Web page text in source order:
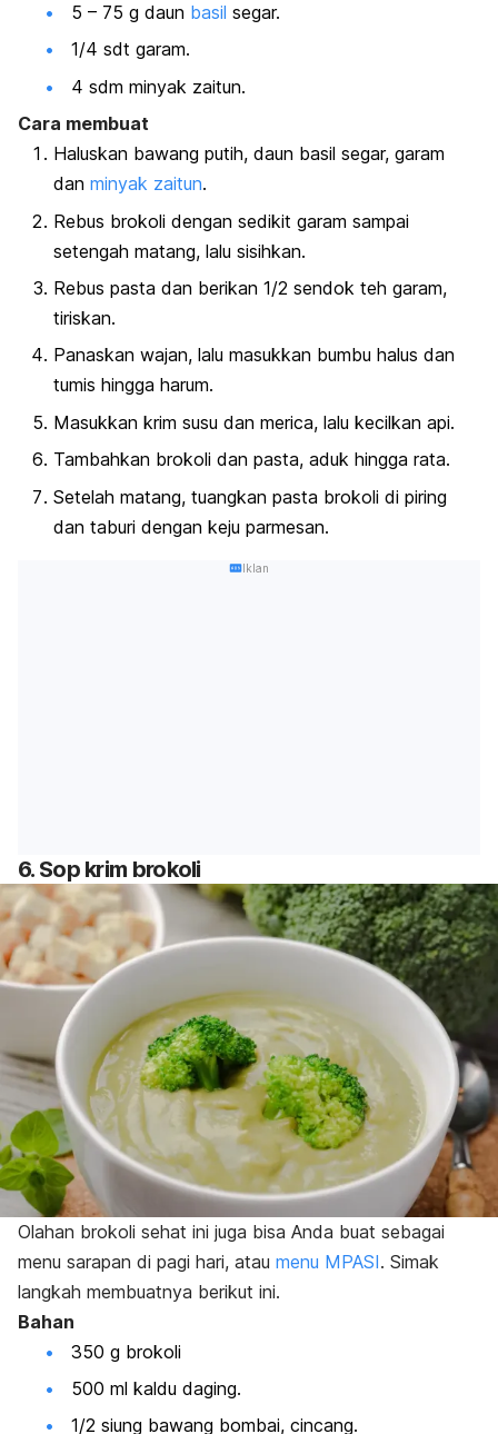
5 – 75 g daun basil segar.
1/4 sdt garam.
4 sdm minyak zaitun.
Cara membuat
Haluskan bawang putih, daun basil segar, garam
dan minyak zaitun.
Rebus brokoli dengan sedikit garam sampai
setengah matang, lalu sisihkan.
Rebus pasta dan berikan 1/2 sendok teh garam,
tiriskan.
Panaskan wajan, lalu masukkan bumbu halus dan
tumis hingga harum.
Masukkan krim susu dan merica, lalu kecilkan api.
Tambahkan brokoli dan pasta, aduk hingga rata.
Setelah matang, tuangkan pasta brokoli di piring
dan taburi dengan keju parmesan.
Iklan
6. Sop krim brokoli
Olahan brokoli sehat ini juga bisa Anda buat sebagai
menu sarapan di pagi hari, atau menu MPASI. Simak
langkah membuatnya berikut ini.
Bahan
350 g brokoli
500 ml kaldu daging.
1/2 siung bawang bombai, cincang.